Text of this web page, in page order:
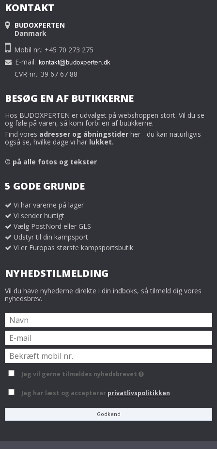
KONTAKT
BUDOXPERTEN
Danmark
Mobil nr.: +45 70 273 275
E-mail:
CVR-nr.: 39 67 67 88
BESØG EN AF BUTIKKERNE
Hos BUDOXPERTEN er udvalget på webshoppen stort. Vil du se
og føle på varen, så kom forbi en af butikkerne.
Find vores adresser og åbningstider her - du kan naturligvis
også se, hvilke dage vi har lukket.
© på alle fotos og tekster
5 GODE GRUNDE
Vi har varerne på lager
Vi sender hurtigt
Vælg PostNord eller GLS
Udstyr til din kampsport
Vi er Europas største kampsportsbutik
NYHEDSTILMELDING
Vil du have nyhederne direkte i din indboks, så tilmeld dig vores
nyhedsbrev.
Jeg vil gerne tilmeldes nyhedsbrevet
Jeg har læst og accepterer privatlivspolitikken
Godkend